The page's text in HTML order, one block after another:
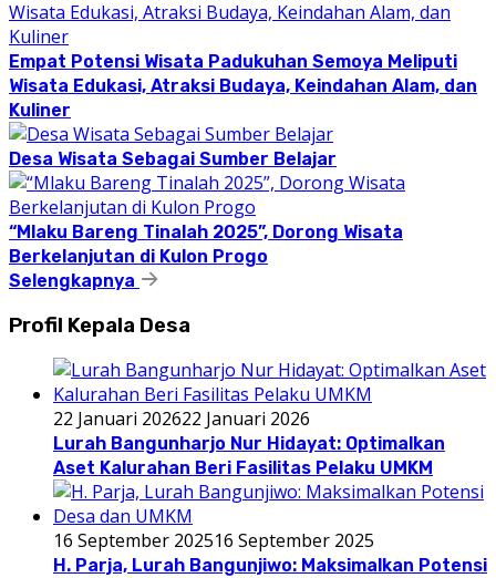
Empat Potensi Wisata Padukuhan Semoya Meliputi
Wisata Edukasi, Atraksi Budaya, Keindahan Alam, dan
Kuliner
Desa Wisata Sebagai Sumber Belajar
“Mlaku Bareng Tinalah 2025”, Dorong Wisata
Berkelanjutan di Kulon Progo
Selengkapnya
Profil Kepala Desa
22 Januari 202622 Januari 2026
Lurah Bangunharjo Nur Hidayat: Optimalkan
Aset Kalurahan Beri Fasilitas Pelaku UMKM
16 September 202516 September 2025
H. Parja, Lurah Bangunjiwo: Maksimalkan Potensi